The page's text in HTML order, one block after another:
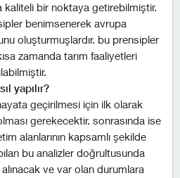
kaliteli bir noktaya getirebilmiştir.
benimsenerek avrupa
oluşturmuşlardır. bu prensipler
zamanda tarım faaliyetleri
yapılır?
geçirilmesi için ilk olarak
gerekecektir. sonrasında ise
alanlarının kapsamlı şekilde
bu analizler doğrultusunda
ve var olan durumlara